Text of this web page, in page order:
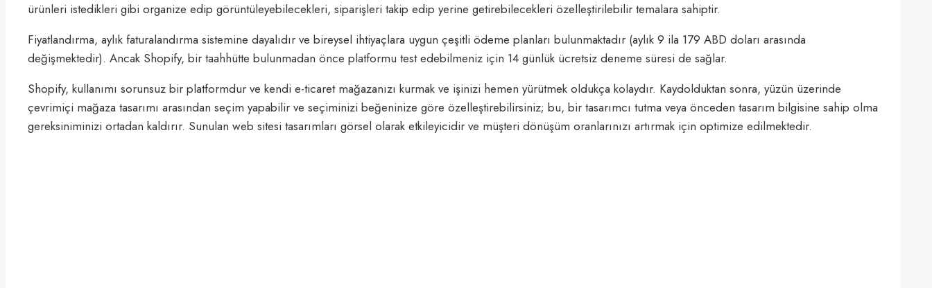
ürünleri istedikleri gibi organize edip görüntüleyebilecekleri, siparişleri takip edip yerine getirebilecekleri özelleştirilebilir temalara sahiptir.
Fiyatlandırma, aylık faturalandırma sistemine dayalıdır ve bireysel ihtiyaçlara uygun çeşitli ödeme planları bulunmaktadır (aylık 9 ila 179 ABD doları arasında
değişmektedir). Ancak Shopify, bir taahhütte bulunmadan önce platformu test edebilmeniz için 14 günlük ücretsiz deneme süresi de sağlar.
Shopify, kullanımı sorunsuz bir platformdur ve kendi e-ticaret mağazanızı kurmak ve işinizi hemen yürütmek oldukça kolaydır. Kaydolduktan sonra, yüzün üzerinde
çevrimiçi mağaza tasarımı arasından seçim yapabilir ve seçiminizi beğeninize göre özelleştirebilirsiniz; bu, bir tasarımcı tutma veya önceden tasarım bilgisine sahip olma
gereksiniminizi ortadan kaldırır. Sunulan web sitesi tasarımları görsel olarak etkileyicidir ve müşteri dönüşüm oranlarınızı artırmak için optimize edilmektedir.